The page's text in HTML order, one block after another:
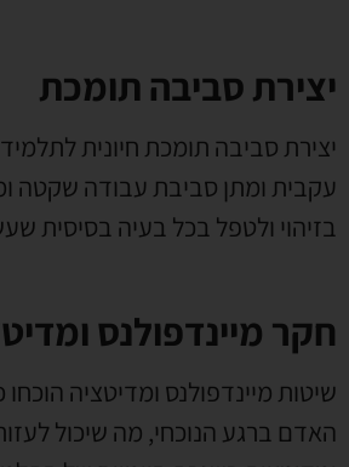
יצירת סביבה תומכת
יצירת סביבה תומכת חיונית
עקבית ומתן סביבת עבודה שקטה
בזיהוי ולטפל בכל בעיה בסיסית
חקר מיינדפולנס
שיטות מיינדפולנס ומדיטציה
האדם ברגע הנוכחי, מה שיכול